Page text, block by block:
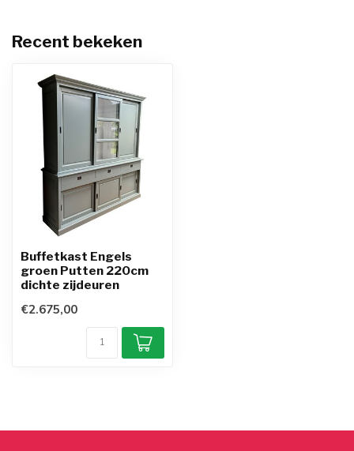
Recent bekeken
Buffetkast Engels
groen Putten 220cm
dichte zijdeuren
€2.675,00